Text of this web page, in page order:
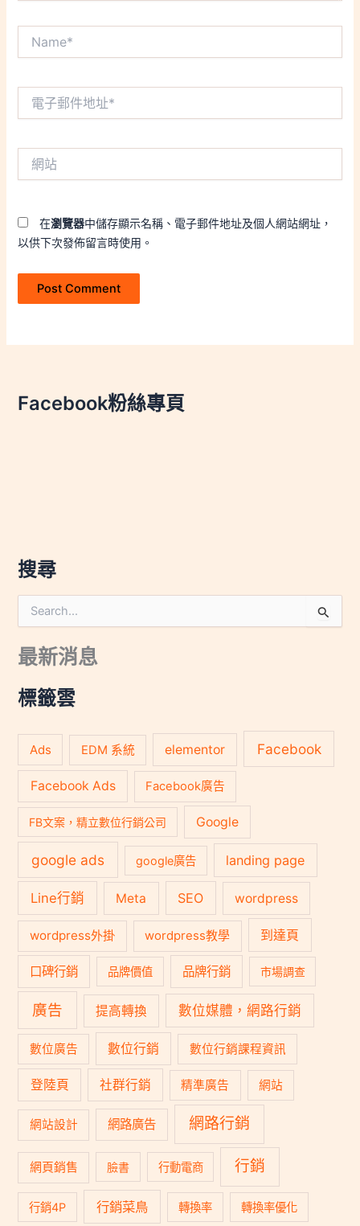
在瀏覽器中儲存顯示名稱、電子郵件地址及個人網站網址，
以供下次發佈留言時使用。
Facebook粉絲專頁
搜尋
尋
鍵
:
最新消息
標籤雲
Ads EDM 系統 elementor Facebook
Facebook Ads Facebook廣告
FB文案，精立數位行銷公司 Google
google ads google廣告 landing page
Line行銷 Meta SEO wordpress
wordpress外掛 wordpress教學 到達頁
口碑行銷 品牌價值 品牌行銷 市場調查
廣告 提高轉換 數位媒體，網路行銷
數位廣告 數位行銷 數位行銷課程資訊
登陸頁 社群行銷 精準廣告 網站
網站設計 網路廣告 網路行銷
網頁銷售 臉書 行動電商 行銷
行銷4P 行銷菜鳥 轉換率 轉換率優化